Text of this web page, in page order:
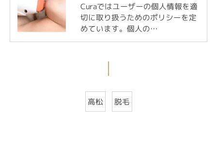
Curaではユーザーの個人情報を適
切に取り扱うためのポリシーを定
めています。個人の…
高松 脱毛